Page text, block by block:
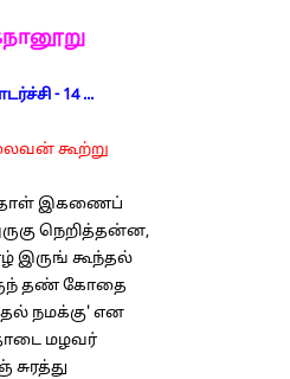
- 14 ...
கூற்று
தாள் இகணைப்
நெறித்தன்ன,
இருங் கூந்தல்
தண் கோதை
நமக்கு' என
மழவர்